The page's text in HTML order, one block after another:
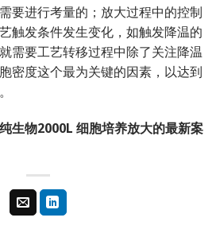
要进行考量的；放大过程中的控制
触发条件发生变化，如触发降温的
需要工艺转移过程中除了关注降温
密度这个最为关键的因素，以达到
生物2000L 细胞培养放大的最新案